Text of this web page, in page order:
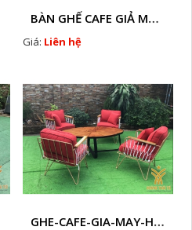
BÀN GHẾ CAFE GIẢ MÂY HTT - L128
Giá: Liên hệ
GHE-CAFE-GIA-MAY-HTT - L110